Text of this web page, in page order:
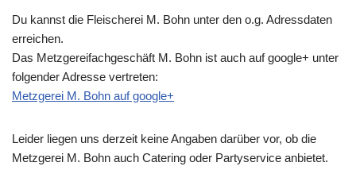
Du kannst die Fleischerei M. Bohn unter den o.g. Adressdaten
erreichen.
Das Metzgereifachgeschäft M. Bohn ist auch auf google+ unter
folgender Adresse vertreten:
Metzgerei M. Bohn auf google+
Leider liegen uns derzeit keine Angaben darüber vor, ob die
Metzgerei M. Bohn auch Catering oder Partyservice anbietet.